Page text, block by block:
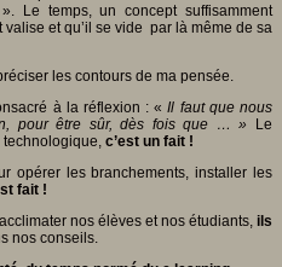
Le temps, un concept suffisamment
et qu’il se vide par là même de sa
les contours de ma pensée.
à la réflexion : «Il faut que nous
pour être sûr, dès fois que … » Le
technologique, c’est un fait !
opérer les branchements, installer les
fait !
nos élèves et nos étudiants, ils
nos conseils.